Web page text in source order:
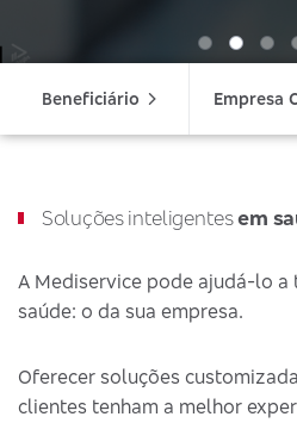
Beneficiário Empresa
Soluções inteligentesem
A Mediservice pode ajudá-lo
saúde: o da sua empresa.
Oferecer soluções
clientes tenham a melhor